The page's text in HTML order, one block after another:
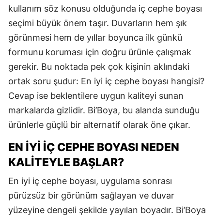
kullanım söz konusu olduğunda iç cephe boyası
seçimi büyük önem taşır. Duvarların hem şık
görünmesi hem de yıllar boyunca ilk günkü
formunu koruması için doğru ürünle çalışmak
gerekir. Bu noktada pek çok kişinin aklındaki
ortak soru şudur: En iyi iç cephe boyası hangisi?
Cevap ise beklentilere uygun kaliteyi sunan
markalarda gizlidir. Bi’Boya, bu alanda sunduğu
ürünlerle güçlü bir alternatif olarak öne çıkar.
EN İYI İÇ CEPHE BOYASI NEDEN
KALITEYLE BAŞLAR?
En iyi iç cephe boyası, uygulama sonrası
pürüzsüz bir görünüm sağlayan ve duvar
yüzeyine dengeli şekilde yayılan boyadır. Bi’Boya